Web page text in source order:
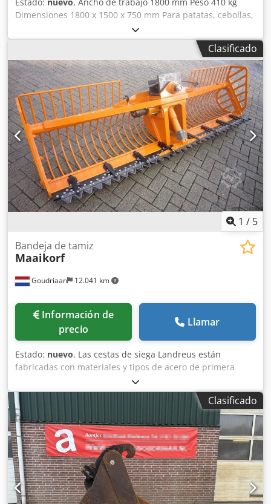
Estado: nuevo, Ancho de trabajo 1800 mm Peso 410 kg
Dimensiones 1800 x 1500 x 750 mm Para patatas, cebollas,
zanahorias, cereales, fertilizantes y otros materiales a
granel. Ejecución super robusta, para montar sobre las
horquillas de la carretilla elevadora, Bolsillos de entrada
A/H: 180 mm/70 mm, doble articulación, cilindro hidráulico
de doble efecto, mangueras y acoplamientos, borde de
corte delantero de 15 mm, una ventana de visión a la
derecha y otra a la izquierda en la parte superior. Ancho
de la pala aprox. 1800 mm Profundidad aprox. 1500 mm
Altura aprox. 750 mm Bolsillos de entrada 70 mm x 180
mm Peso aprox. 410 kg Capacidad aprox. 1300 l. Fabricado
en Alemania, pintado al polvo Dsdox Dc U Nepfx Ahmskr
Clasificado
1 / 5
Goudriaan 12.041 km
Bandeja de tamiz
Maaikorf
Información de
precio
Llamar
Estado: nuevo, Las cestas de siega Landreus están
fabricadas con materiales y tipos de acero de primera
calidad. Las cestas de siega se pueden adaptar fácilmente
a cualquier necesidad específica. Las cestas de siega
Landreus se encuentran entre las mejores tanto en calidad
como en precio. - Nuevo tipo de unidad - Menor desgaste
de las piezas de accionamiento. - Una cabeza de hoja más
larga, mejor y más fuerte. Dksdjyy Dqyspfx Ahmjr -
Rodamiento más grande para la transmisión a la cuchilla. -
Levas más altas en las cuchillas para un menor desgaste. -
Disponible en cualquier color deseado De serie, con cada
cesta de corte recibirás un conector básico y una cuchilla
Clasificado